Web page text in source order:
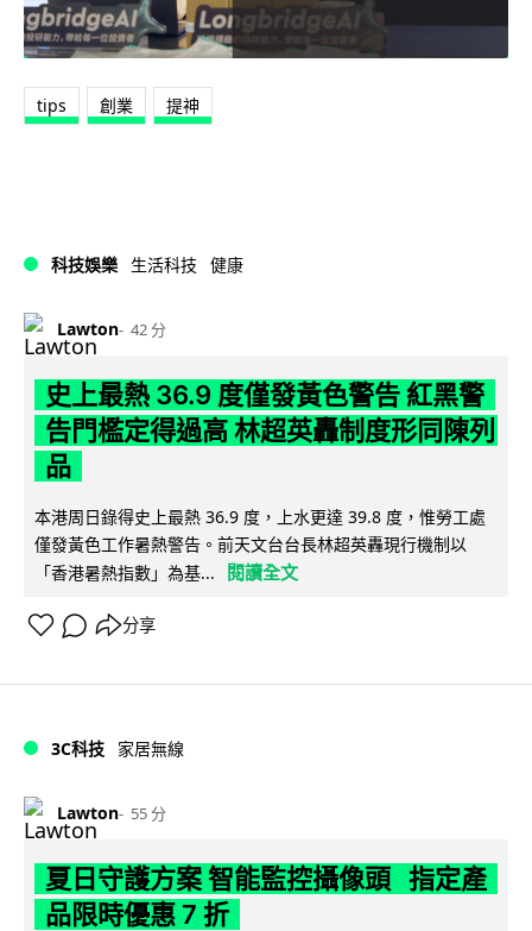
tips 創業 提神
科技娛樂 生活科技 健康
Lawton 42 分
史上最熱 36.9 度僅發黃色警告 紅黑警
告門檻定得過高 林超英轟制度形同陳列
品
本港周日錄得史上最熱 36.9 度，上水更達 39.8 度，惟勞工處
僅發黃色工作暑熱警告。前天文台台長林超英轟現行機制以
「香港暑熱指數」為基...
閱讀全文
分享
3C科技 家居無線
Lawton 55 分
夏日守護方案 智能監控攝像頭 指定產
品限時優惠 7 折